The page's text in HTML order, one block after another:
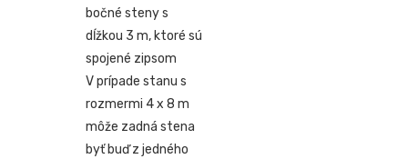
bočné steny s
dĺžkou 3 m, ktoré sú
spojené zipsom
V prípade stanu s
rozmermi 4 x 8 m
môže zadná stena
byť buď z jedného